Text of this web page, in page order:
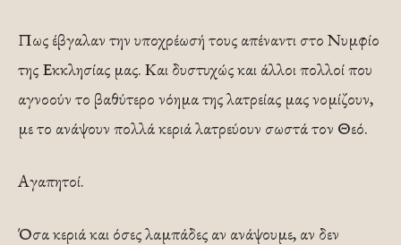
Πως έβγαλαν την υποχρέωσή τους απέναντι στο Νυμφίο
της Εκκλησίας μας. Και δυστυχώς και άλλοι πολλοί που
αγνοούν το βαθύτερο νόημα της λατρείας μας νομίζουν,
με το ανάψουν πολλά κεριά λατρεύουν σωστά τον Θεό.
Αγαπητοί.
Όσα κεριά και όσες λαμπάδες αν ανάψουμε, αν δεν